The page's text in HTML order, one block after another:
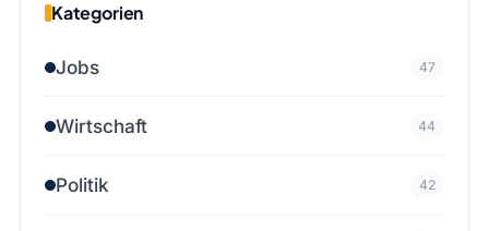
Kategorien
Jobs 47
Wirtschaft 44
Politik 42